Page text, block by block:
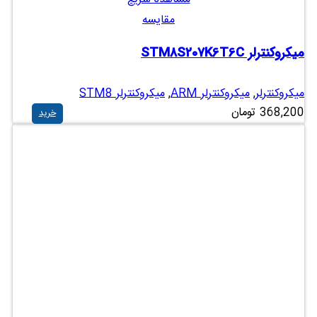
مقایسه
میکروکنترلر STM8S207K6T6C
میکروکنترلر,میکروکنترلر ARM ,میکروکنترلر STM8
368,200 تومان خرید